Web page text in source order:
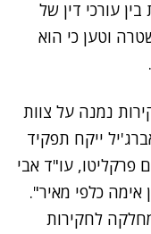
עורכי דין של
וטען כי הוא
נמנה על צוות
ייקח תפקיד
פרקליטו, עו"ד אבי
כלפי מאיר".
לחקירות